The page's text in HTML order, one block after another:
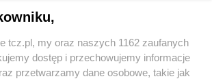
tcz.pl, my oraz naszych 1162 zaufanych
dostęp i przechowujemy informacje
przetwarzamy dane osobowe, takie jak